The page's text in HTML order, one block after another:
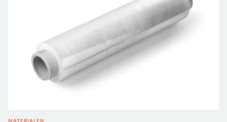
MATERIALEN